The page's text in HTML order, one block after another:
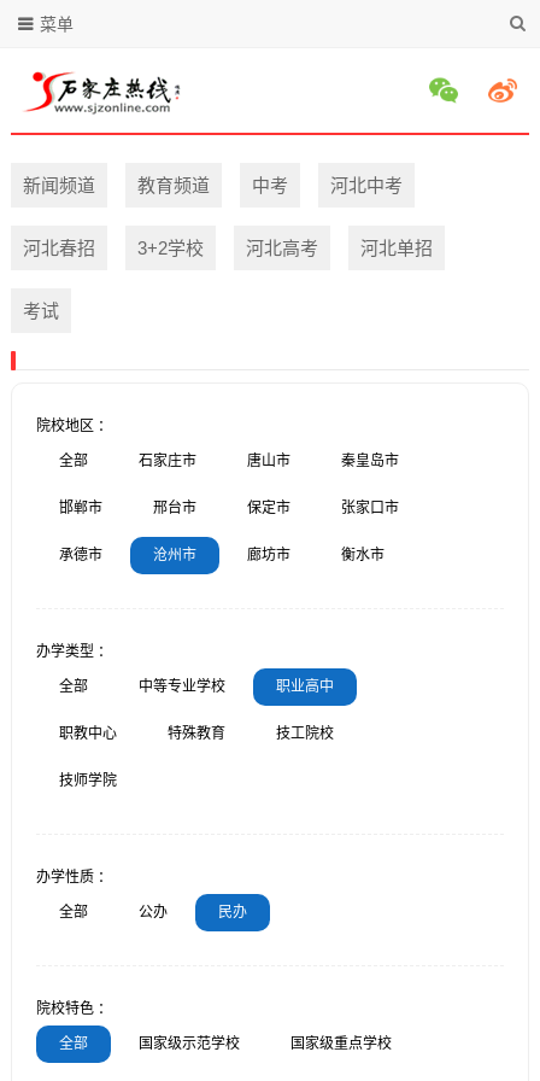
菜单
新闻频道 教育频道 中考 河北中考
河北春招 3+2学校 河北高考 河北单招
考试
院校地区 ：
全部 石家庄市 唐山市 秦皇岛市
邯郸市 邢台市 保定市 张家口市
承德市 沧州市 廊坊市 衡水市
办学类型 ：
全部 中等专业学校 职业高中
职教中心 特殊教育 技工院校
技师学院
办学性质 ：
全部 公办 民办
院校特色 ：
全部 国家级示范学校 国家级重点学校